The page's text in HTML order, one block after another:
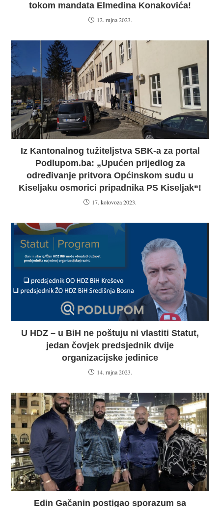
tokom mandata Elmedina Konakovića!
12. rujna 2023.
Iz Kantonalnog tužiteljstva SBK-a za portal
Podlupom.ba: „Upućen prijedlog za
određivanje pritvora Općinskom sudu u
Kiseljaku osmorici pripadnika PS Kiseljak“!
17. kolovoza 2023.
U HDZ – u BiH ne poštuju ni vlastiti Statut,
jedan čovjek predsjednik dvije
organizacijske jedinice
14. rujna 2023.
Edin Gačanin postigao sporazum sa